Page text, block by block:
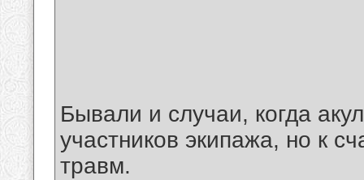
Бывали и случаи, когда
участников экипажа, но к
травм.